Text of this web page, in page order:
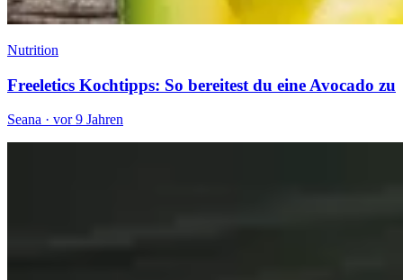
Nutrition
Freeletics Kochtipps: So bereitest du eine Avocado zu
Seana · vor 9 Jahren